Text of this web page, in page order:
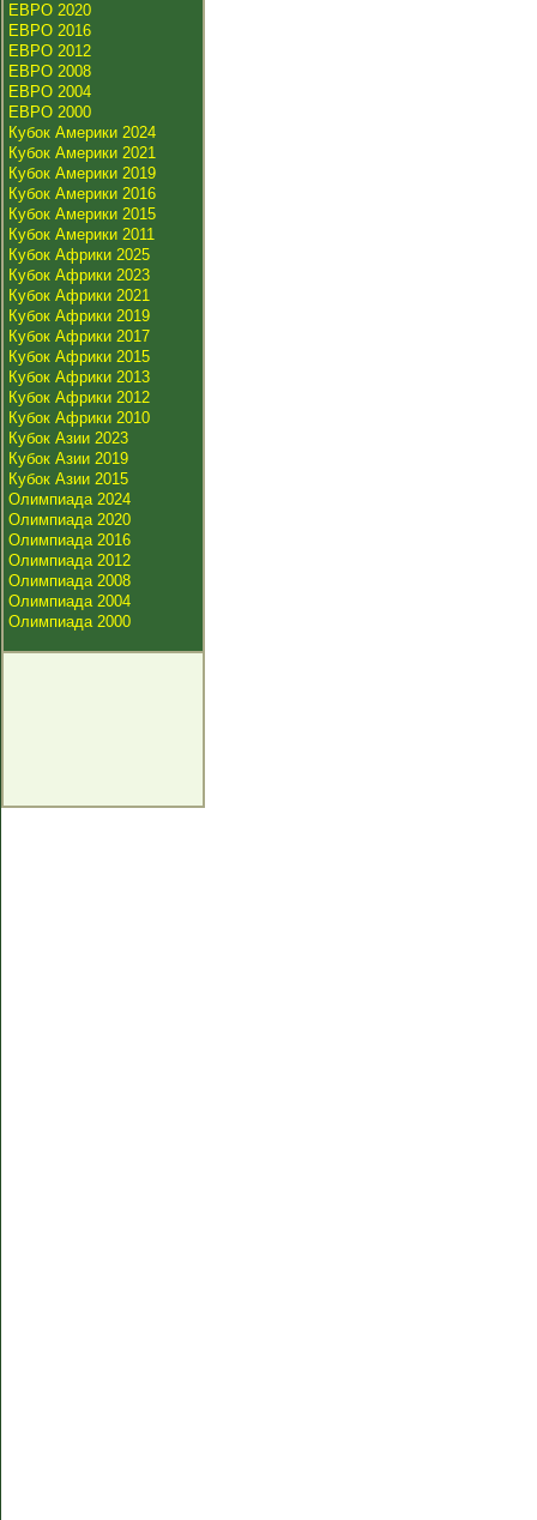
ЕВРО 2020
ЕВРО 2016
ЕВРО 2012
ЕВРО 2008
ЕВРО 2004
ЕВРО 2000
Кубок Америки 2024
Кубок Америки 2021
Кубок Америки 2019
Кубок Америки 2016
Кубок Америки 2015
Кубок Америки 2011
Кубок Африки 2025
Кубок Африки 2023
Кубок Африки 2021
Кубок Африки 2019
Кубок Африки 2017
Кубок Африки 2015
Кубок Африки 2013
Кубок Африки 2012
Кубок Африки 2010
Кубок Азии 2023
Кубок Азии 2019
Кубок Азии 2015
Олимпиада 2024
Олимпиада 2020
Олимпиада 2016
Олимпиада 2012
Олимпиада 2008
Олимпиада 2004
Олимпиада 2000